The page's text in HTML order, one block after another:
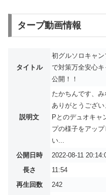
タープ動画情報
タイトル
初グルソロキャ
で対策万全安心
公開！！
説明文
たかちんです、
ありがとうござ
Pとのデュオキャ
プの様子をアッ
い...
公開日時
2022-08-11
長さ
11:54
再生回数
242